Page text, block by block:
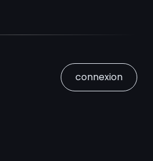
connexion